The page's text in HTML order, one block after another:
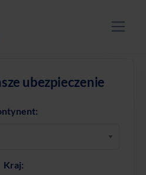
ubezpieczenie
Kraj: